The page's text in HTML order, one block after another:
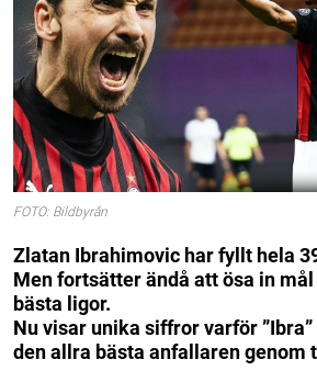
FOTO: Bildbyrån
Zlatan Ibrahimovic har fyllt hela
Men fortsätter ändå att ösa in
bästa ligor.
Nu visar unika siffror varför
den allra bästa anfallaren genom